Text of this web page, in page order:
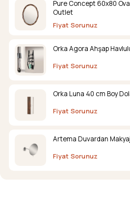
Pure Concept 60x80
Outlet
Fiyat Sorunuz
Orka Agora Ahşap
Fiyat Sorunuz
Orka Luna 40 cm Boy
Fiyat Sorunuz
Artema Duvardan Makyaj
Fiyat Sorunuz